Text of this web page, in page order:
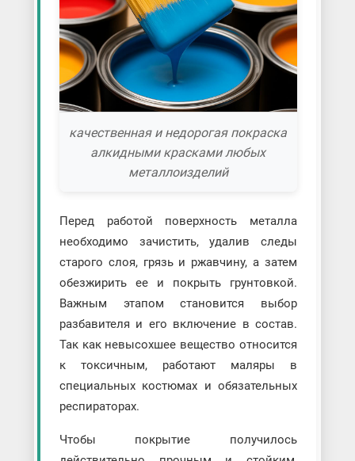
качественная и недорогая покраска
алкидными красками любых
металлоизделий
Перед работой поверхность металла
необходимо зачистить, удалив следы
старого слоя, грязь и ржавчину, а затем
обезжирить ее и покрыть грунтовкой.
Важным этапом становится выбор
разбавителя и его включение в состав.
Так как невысохшее вещество относится
к токсичным, работают маляры в
специальных костюмах и обязательных
респираторах.
Чтобы покрытие получилось